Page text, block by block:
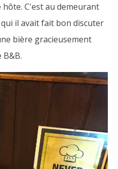
C'est au demeurant
il avait fait bon discuter
bière gracieusement
B&B.